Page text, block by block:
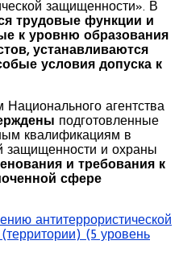
защищенности». В
трудовые функции и
к уровню образования
устанавливаются
условия допуска к
Национального агентства
подготовленные
квалификациям в
защищенности и охраны
и требования к
сфере
антитеррористической
(5 уровень